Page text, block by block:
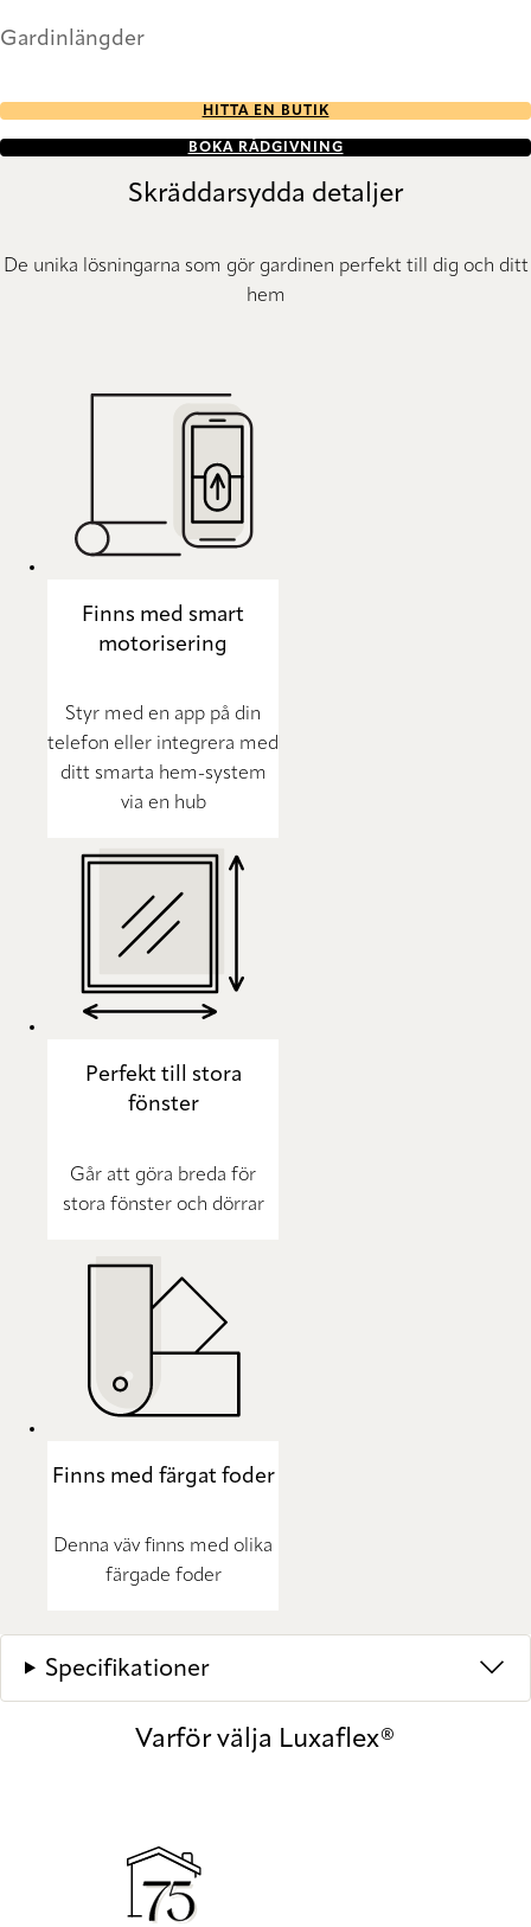
Gardinlängder
HITTA EN BUTIK
BOKA RÅDGIVNING
Skräddarsydda detaljer
De unika lösningarna som gör gardinen perfekt till dig och ditt
hem
Finns med smart
motorisering
Styr med en app på din
telefon eller integrera med
ditt smarta hem-system
via en hub
Perfekt till stora
fönster
Går att göra breda för
stora fönster och dörrar
Finns med färgat foder
Denna väv finns med olika
färgade foder
Specifikationer
Varför välja Luxaflex®